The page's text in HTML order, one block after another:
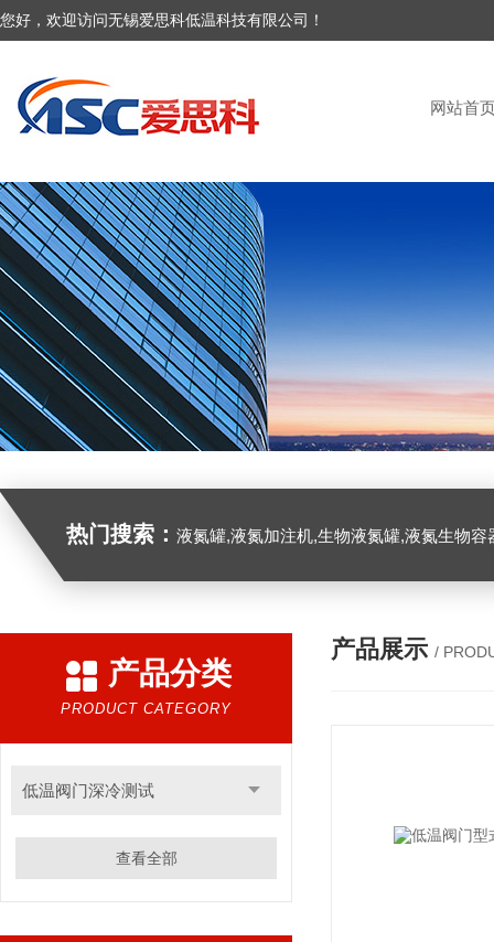
您好，欢迎访问无锡爱思科低温科技有限公司！
网站首
热门搜索： 液氮罐,液氮加注机,生物液氮罐,液氮生物容器,
产品分类
PRODUCT CATEGORY
低温阀门深冷测试
查看全部
产品展示 /